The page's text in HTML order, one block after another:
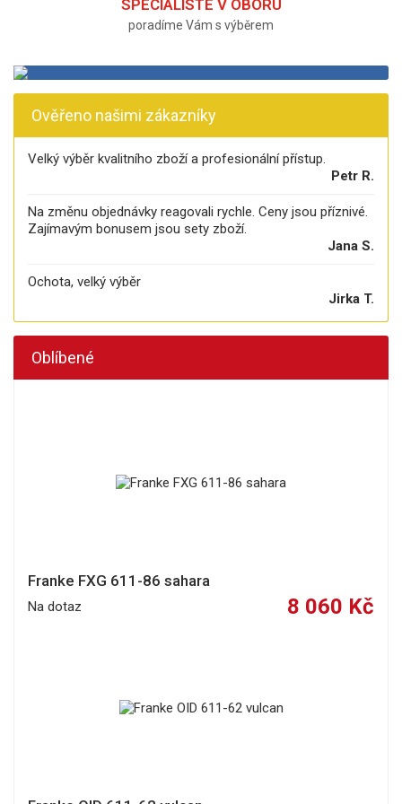
SPECIALISTÉ V OBORU
poradíme Vám s výběrem
Ověřeno našimi zákazníky
Velký výběr kvalitního zboží a profesionální přístup.
Petr R.
Na změnu objednávky reagovali rychle. Ceny jsou příznivé.
Zajímavým bonusem jsou sety zboží.
Jana S.
Ochota, velký výběr
Jirka T.
Oblíbené
Franke FXG 611-86 sahara
Na dotaz 8 060 Kč